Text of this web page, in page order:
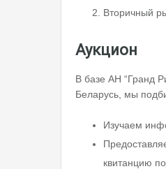
Вторичный
Аукцион
В базе АН “Гранд
Беларусь, мы
Изучаем
квитанцию